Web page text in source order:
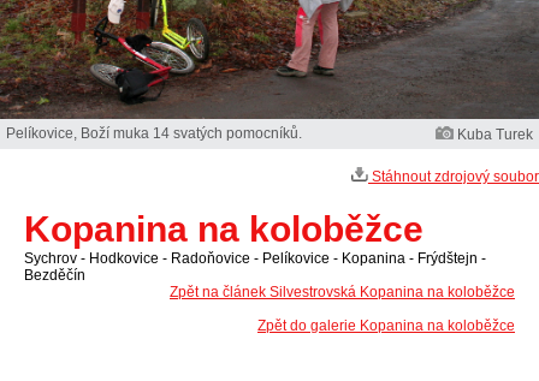
Pelíkovice, Boží muka 14 svatých pomocníků. Kuba Turek
Stáhnout zdrojový soubor
Kopanina na koloběžce
Sychrov - Hodkovice - Radoňovice - Pelíkovice - Kopanina - Frýdštejn -
Bezděčín
Zpět na článek Silvestrovská Kopanina na koloběžce
Zpět do galerie Kopanina na koloběžce